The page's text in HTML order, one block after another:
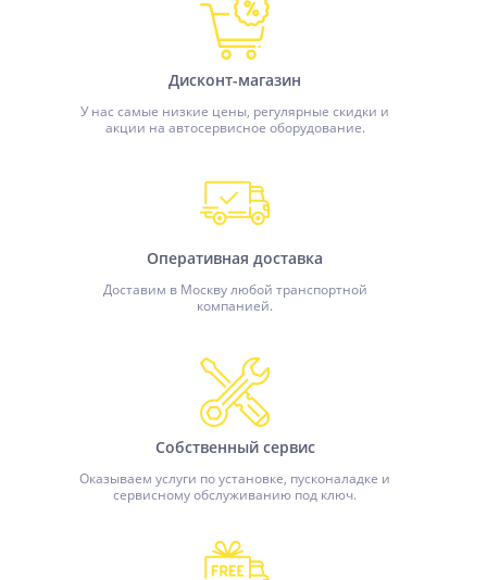
Дисконт-магазин
У нас самые низкие цены, регулярные скидки и
акции на автосервисное оборудование.
Оперативная доставка
Доставим в Москву любой транспортной
компанией.
Собственный сервис
Оказываем услуги по установке, пусконаладке и
сервисному обслуживанию под ключ.